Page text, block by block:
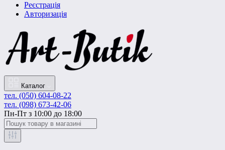
Реєстрація
Авторизація
Каталог
тел. (050) 604-08-22
тел. (098) 673-42-06
Пн-Пт з 10:00 до 18:00